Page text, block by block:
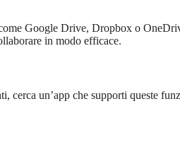
Google Drive, Dropbox o
in modo efficace.
cerca un’app che supporti queste